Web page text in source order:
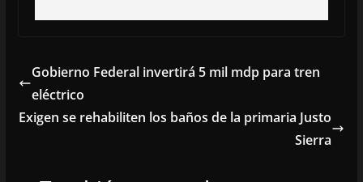
Gobierno Federal invertirá 5 mil mdp para tren
eléctrico
Exigen se rehabiliten los baños de la primaria Justo
Sierra